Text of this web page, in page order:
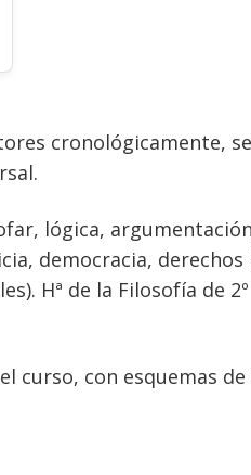
cronológicamente,
lógica,
democracia, derechos
Hª de la Filosofía de 2º
curso, con esquemas